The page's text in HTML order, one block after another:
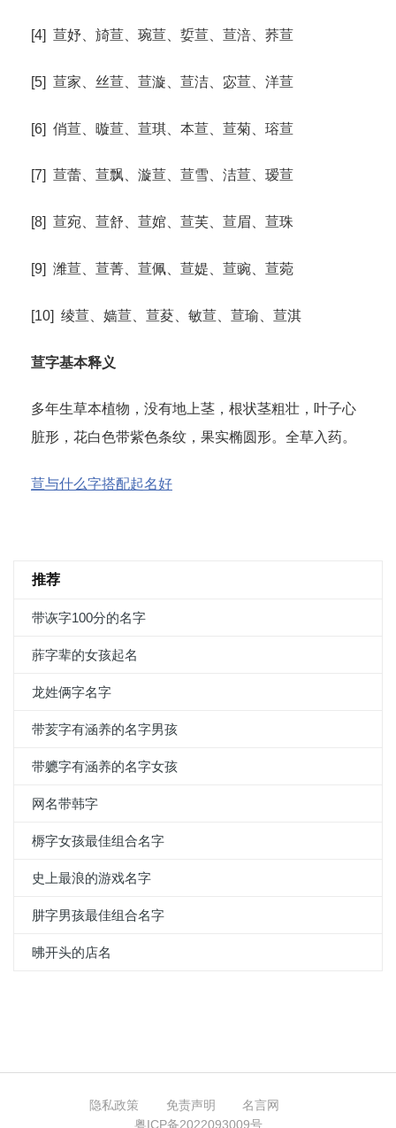
[4] 荁妤、旑荁、琬荁、娎荁、荁涪、荞荁
[5] 荁家、丝荁、荁漩、荁洁、宓荁、洋荁
[6] 俏荁、暶荁、荁琪、本荁、荁菊、瑢荁
[7] 荁蕾、荁飘、漩荁、荁雪、洁荁、瑷荁
[8] 荁宛、荁舒、荁婠、荁芙、荁眉、荁珠
[9] 潍荁、荁菁、荁佩、荁媞、荁豌、荁菀
[10] 绫荁、嫱荁、荁荾、敏荁、荁瑜、荁淇
荁字基本释义
多年生草本植物，没有地上茎，根状茎粗壮，叶子心
脏形，花白色带紫色条纹，果实椭圆形。全草入药。
荁与什么字搭配起名好
推荐
带诙字100分的名字
葄字辈的女孩起名
龙姓俩字名字
带荄字有涵养的名字男孩
带軈字有涵养的名字女孩
网名带韩字
槈字女孩最佳组合名字
史上最浪的游戏名字
肼字男孩最佳组合名字
昲开头的店名
隐私政策 免责声明
名言网
粤ICP备2022093009号